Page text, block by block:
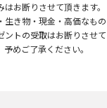
お断りさせて頂きます。
き物・現金・高価なもの
ントの受取はお断りさせて
めご了承ください。